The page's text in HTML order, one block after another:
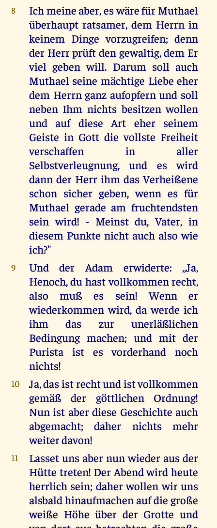
8
Ich meine aber, es wäre für Muthael
überhaupt ratsamer, dem Herrn in
keinem Dinge vorzugreifen; denn
der Herr prüft den gewaltig, dem Er
viel geben will. Darum soll auch
Muthael seine mächtige Liebe eher
dem Herrn ganz aufopfern und soll
neben Ihm nichts besitzen wollen
und auf diese Art eher seinem
Geiste in Gott die vollste Freiheit
verschaffen in aller
Selbstverleugnung, und es wird
dann der Herr ihm das Verheißene
schon sicher geben, wenn es für
Muthael gerade am fruchtendsten
sein wird! - Meinst du, Vater, in
diesem Punkte nicht auch also wie
ich?"
9
Und der Adam erwiderte: ,,Ja,
Henoch, du hast vollkommen recht,
also muß es sein! Wenn er
wiederkommen wird, da werde ich
ihm das zur unerläßlichen
Bedingung machen; und mit der
Purista ist es vorderhand noch
nichts!
10
Ja, das ist recht und ist vollkommen
gemäß der göttlichen Ordnung!
Nun ist aber diese Geschichte auch
abgemacht; daher nichts mehr
weiter davon!
11
Lasset uns aber nun wieder aus der
Hütte treten! Der Abend wird heute
herrlich sein; daher wollen wir uns
alsbald hinaufmachen auf die große
weiße Höhe über der Grotte und